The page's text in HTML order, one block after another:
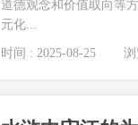
道德观念和价值取向等
元化...
时间 : 2025-08-25 浏